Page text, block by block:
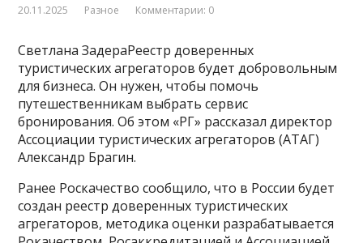
20.11.2025 Разное Комментарии: 0
Светлана ЗадераРеестр доверенных
туристических агрегаторов будет добровольным
для бизнеса. Он нужен, чтобы помочь
путешественникам выбрать сервис
бронирования. Об этом «РГ» рассказал директор
Ассоциации туристических агрегаторов (АТАГ)
Александр Брагин.
Ранее Роскачество сообщило, что в России будет
создан реестр доверенных туристических
агрегаторов, методика оценки разрабатывается